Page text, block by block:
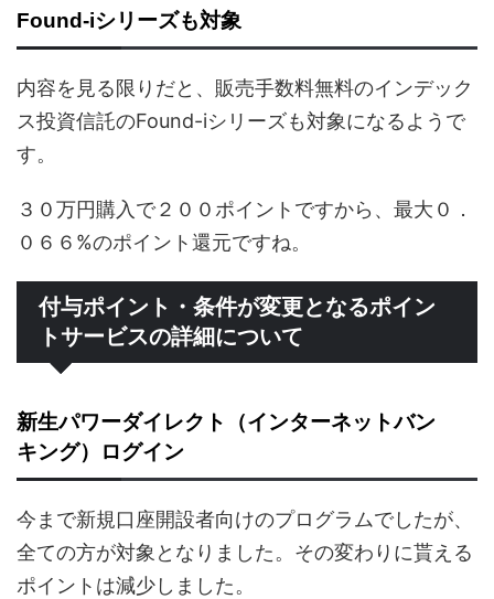
Found-iシリーズも対象
内容を見る限りだと、販売手数料無料のインデック
ス投資信託のFound-iシリーズも対象になるようで
す。
３０万円購入で２００ポイントですから、最大０．
０６６%のポイント還元ですね。
付与ポイント・条件が変更となるポイン
トサービスの詳細について
新生パワーダイレクト（インターネットバン
キング）ログイン
今まで新規口座開設者向けのプログラムでしたが、
全ての方が対象となりました。その変わりに貰える
ポイントは減少しました。